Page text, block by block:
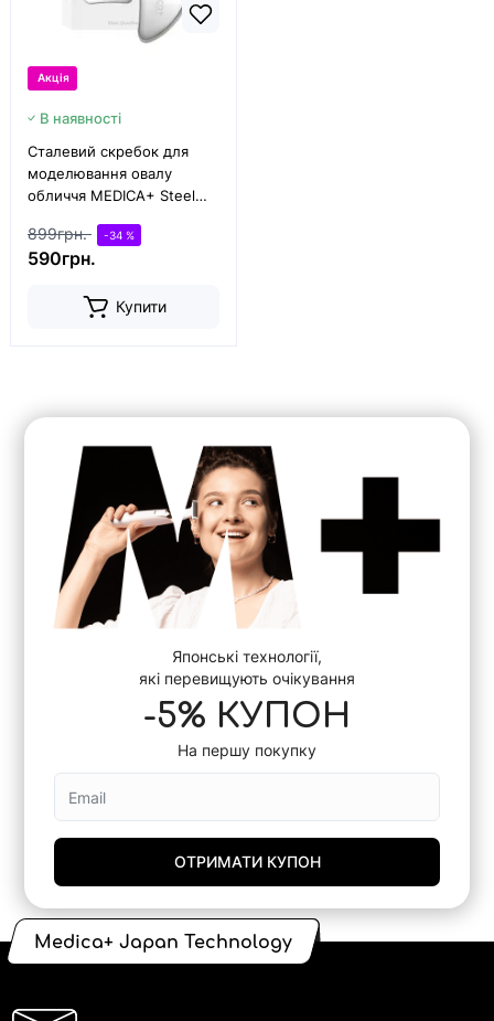
Акція
В наявності
Сталевий скребок для
моделювання овалу
обличчя MEDICA+ Steel
899грн. -34 %
590грн.
Купити
Японські технології,
які перевищують очікування
-5% КУПОН
На першу покупку
ОТРИМАТИ КУПОН
Medica+ Japan Technology